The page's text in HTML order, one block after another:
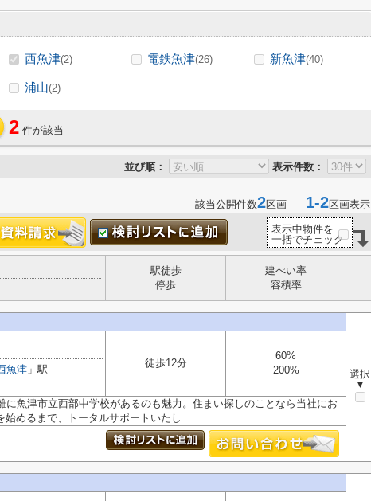
西魚津(2) 電鉄魚津(26) 新魚津(40)
浦山(2)
2 件が該当
並び順： 表示件数：
該当公開件数2区画 1-2区画表示
表示中物件を
一括でチェック
駅徒歩
停歩
建ぺい率
容積率
選択
▼
魚津 」駅
徒歩12分
60%
200%
に魚津市立西部中学校があるのも魅力。住まい探しのことなら当社にお
めるまで、トータルサポートいたし...